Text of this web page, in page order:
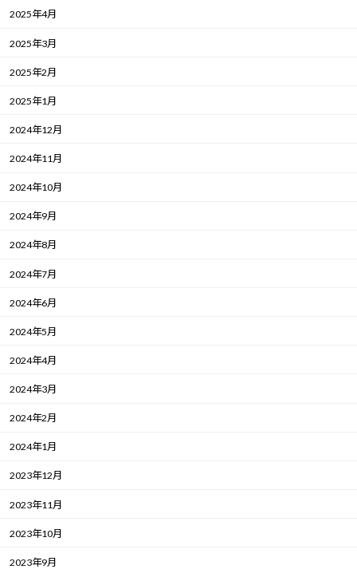
2025年4月
2025年3月
2025年2月
2025年1月
2024年12月
2024年11月
2024年10月
2024年9月
2024年8月
2024年7月
2024年6月
2024年5月
2024年4月
2024年3月
2024年2月
2024年1月
2023年12月
2023年11月
2023年10月
2023年9月